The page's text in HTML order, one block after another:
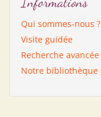
Qui sommes-nous ?
Visite guidée
Recherche avancée
Notre bibliothèque